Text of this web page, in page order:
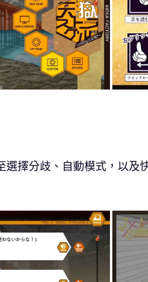
選擇分歧、自動模式，以及